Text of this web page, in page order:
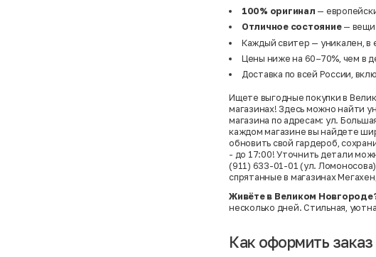
100% оригинал —
Отличное состояние— вещи
Каждый свитер — уникален, в
Цены ниже на 60–70%, чем в
Доставка по всей России,
Ищете выгодные покупки в
магазинах! Здесь можно найти
магазина по адресам: ул.
каждом магазине вы найдете
обновить свой гардероб,
- до 17:00! Уточнить детали
(911) 633-01-01 (ул.
спрятанные в магазинах
Живёте в Великом
несколько дней. Стильная,
Как оформить заказ